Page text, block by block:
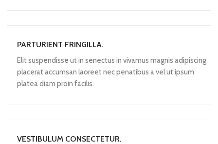
PARTURIENT FRINGILLA.
Elit suspendisse ut in senectus in vivamus magnis adipiscing
placerat accumsan laoreet nec penatibus a vel ut ipsum
platea diam proin facilis.
VESTIBULUM CONSECTETUR.